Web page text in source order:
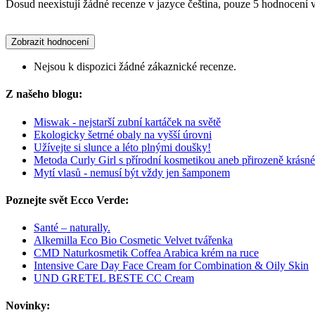
Dosud neexistují žádné recenze v jazyce čeština, pouze 5 hodnocení
Zobrazit hodnocení
Nejsou k dispozici žádné zákaznické recenze.
Z našeho blogu:
Miswak - nejstarší zubní kartáček na světě
Ekologicky šetrné obaly na vyšší úrovni
Užívejte si slunce a léto plnými doušky!
Metoda Curly Girl s přírodní kosmetikou aneb přirozeně
Mytí vlasů - nemusí být vždy jen šamponem
Poznejte svět Ecco Verde:
Santé – naturally.
Alkemilla Eco Bio Cosmetic Velvet tvářenka
CMD Naturkosmetik Coffea Arabica krém na ruce
Intensive Care Day Face Cream for Combination & Oily Skin
UND GRETEL BESTE CC Cream
Novinky: